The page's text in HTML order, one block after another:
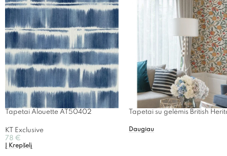
Tapetai Alouette AT50402
KT Exclusive
78 €
Į Krepšelį
Tapetai su gelėmis British
Daugiau